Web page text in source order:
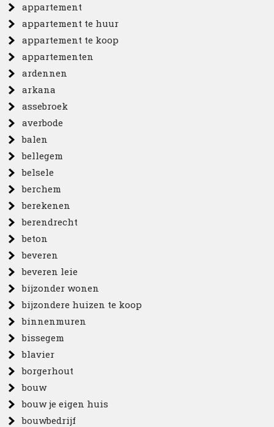
appartement
appartement te huur
appartement te koop
appartementen
ardennen
arkana
assebroek
averbode
balen
bellegem
belsele
berchem
berekenen
berendrecht
beton
beveren
beveren leie
bijzonder wonen
bijzondere huizen te koop
binnenmuren
bissegem
blavier
borgerhout
bouw
bouw je eigen huis
bouwbedrijf